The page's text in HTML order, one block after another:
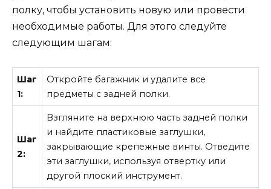
полку, чтобы установить новую или провести
необходимые работы. Для этого следуйте
следующим шагам:
Шаг
1:
Откройте багажник и удалите все
предметы с задней полки.
Шаг
2:
Взгляните на верхнюю часть задней полки
и найдите пластиковые заглушки,
закрывающие крепежные винты. Отведите
эти заглушки, используя отвертку или
другой плоский инструмент.